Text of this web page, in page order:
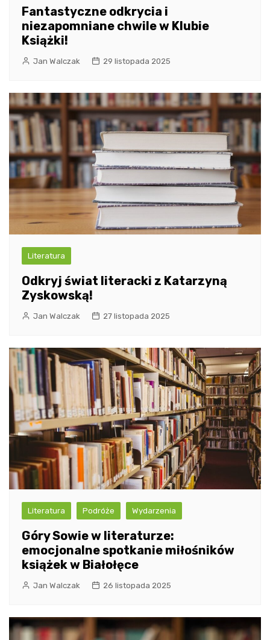
Fantastyczne odkrycia i
niezapomniane chwile w Klubie
Książki!
Jan Walczak 29 listopada 2025
Literatura
Odkryj świat literacki z Katarzyną
Zyskowską!
Jan Walczak 27 listopada 2025
Literatura Podróże Wydarzenia
Góry Sowie w literaturze:
emocjonalne spotkanie miłośników
książek w Białołęce
Jan Walczak 26 listopada 2025